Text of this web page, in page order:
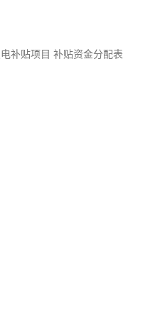
补贴项目 补贴资金分配表